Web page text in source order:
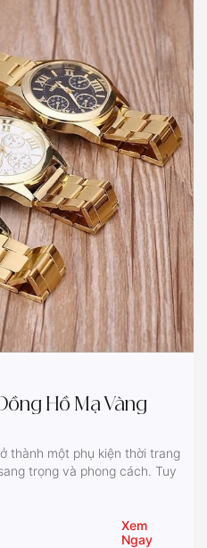
Hồ Mạ Vàng
thành một phụ kiện thời trang
trọng và phong cách. Tuy
Xem
Ngay